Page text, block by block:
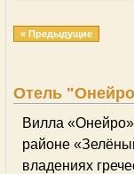
« Предыдущие
Отель
Вилла
районе
владениях